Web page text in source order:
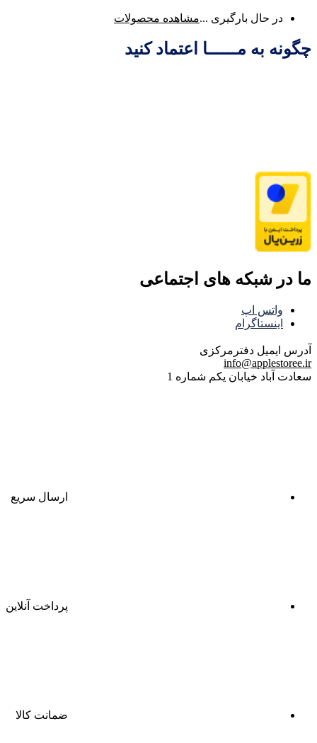
در حال بارگیری ...مشاهده محصولات
چگونه به مــــــا اعتماد کنید
ما در شبکه های اجتماعی
واتس اپ
اینستاگرام
آدرس ایمیل دفترمرکزی
info@applestoree.ir
سعادت آباد خیابان یکم شماره 1
ارسال سریع
پرداخت آنلاین
ضمانت کالا